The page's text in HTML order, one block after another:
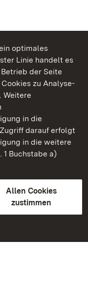
optimales
Linie handelt es
der Seite
zu Analyse-
Weitere
in die
darauf erfolgt
in die weitere
Buchstabe a)
Allen Cookies
zustimmen
Württemberg